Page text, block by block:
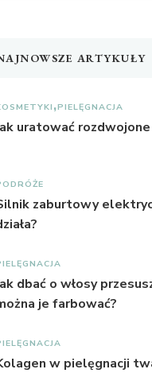
ARTYKUŁY
PIELĘGNACJA
uratować
zaburtowy
dbać o włosy
je farbować?
w pielęgnacji